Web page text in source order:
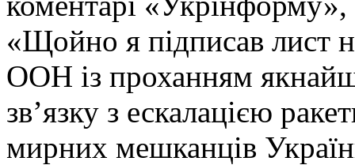
«Щойно я підписав лист
ООН із проханням
звʼязку з ескалацією
мирних мешканців